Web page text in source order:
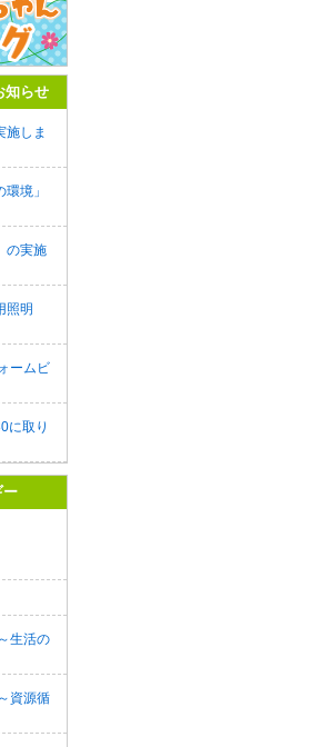
知らせ
施しま
境」
の実施
照明
ームビ
に取り
ー
生活の
資源循